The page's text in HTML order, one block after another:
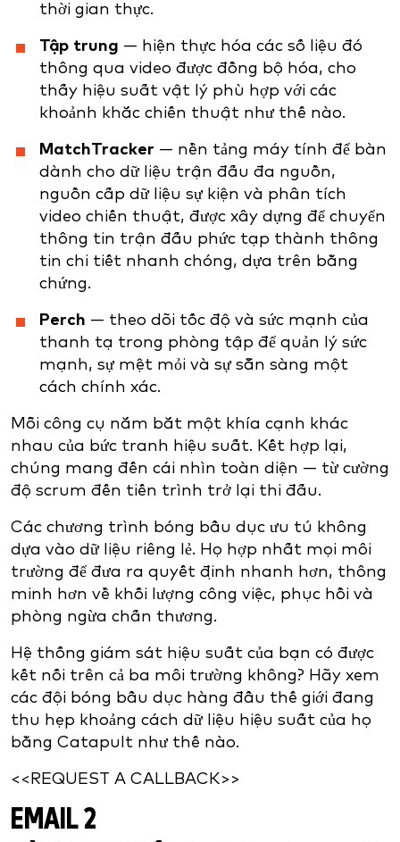
thời gian thực.
Tập trung — hiện thực hóa các số liệu đó
thông qua video được đồng bộ hóa, cho
thấy hiệu suất vật lý phù hợp với các
khoảnh khắc chiến thuật như thế nào.
MatchTracker — nền tảng máy tính để bàn
dành cho dữ liệu trận đấu đa nguồn,
nguồn cấp dữ liệu sự kiện và phân tích
video chiến thuật, được xây dựng để chuyển
thông tin trận đấu phức tạp thành thông
tin chi tiết nhanh chóng, dựa trên bằng
chứng.
Perch — theo dõi tốc độ và sức mạnh của
thanh tạ trong phòng tập để quản lý sức
mạnh, sự mệt mỏi và sự sẵn sàng một
cách chính xác.
Mỗi công cụ nắm bắt một khía cạnh khác
nhau của bức tranh hiệu suất. Kết hợp lại,
chúng mang đến cái nhìn toàn diện — từ cường
độ scrum đến tiến trình trở lại thi đấu.
Các chương trình bóng bầu dục ưu tú không
dựa vào dữ liệu riêng lẻ. Họ hợp nhất mọi môi
trường để đưa ra quyết định nhanh hơn, thông
minh hơn về khối lượng công việc, phục hồi và
phòng ngừa chấn thương.
Hệ thống giám sát hiệu suất của bạn có được
kết nối trên cả ba môi trường không? Hãy xem
các đội bóng bầu dục hàng đầu thế giới đang
thu hẹp khoảng cách dữ liệu hiệu suất của họ
bằng Catapult như thế nào.
<<REQUEST A CALLBACK>>
EMAIL 2